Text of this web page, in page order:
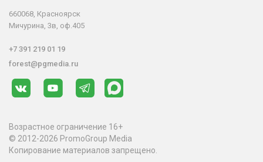
660068, Красноярск
Мичурина, 3в, оф.405
+7 391 219 01 19
forest@pgmedia.ru
Возрастное ограничение 16+
© 2012-2026 PromoGroup Media
Копирование материалов запрещено.